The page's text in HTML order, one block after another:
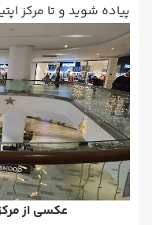
پیاده شوید و تا مرکز اپتیموم 5 دقیقه
عکسی از